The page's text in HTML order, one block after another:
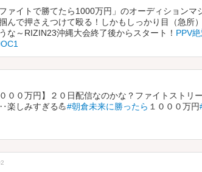
ァイトで勝てたら1000万円」のオーディションマ
んで押さえつけて殴る！しかもしっかり目（急所
な～RIZIN23沖縄大会終了後からスタート！ PPV
００万円】２０日配信なのかな？ファイトストリ
楽しみすぎる💪#朝倉未来に勝ったら １０００万円